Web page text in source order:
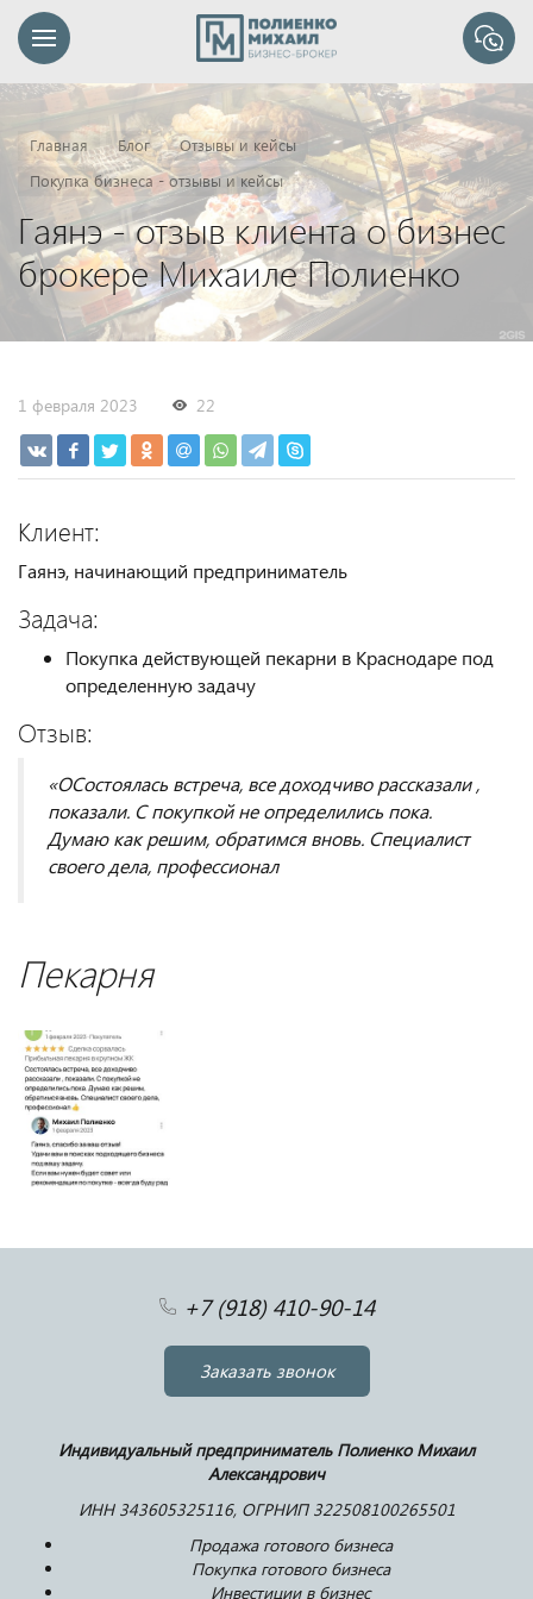
Главная Блог
Отзывы и кейсы
Покупка бизнеса - отзывы и кейсы
Гаянэ - отзыв клиента о бизнес
брокере Михаиле Полиенко
1 февраля 2023 22
Клиент:
Гаянэ, начинающий предприниматель
Задача:
Покупка действующей пекарни в Краснодаре под
определенную задачу
Отзыв:
«ОСостоялась встреча, все доходчиво рассказали ,
показали. С покупкой не определились пока.
Думаю как решим, обратимся вновь. Специалист
своего дела, профессионал
Пекарня
+7 (918) 410-90-14
Заказать звонок
Индивидуальный предприниматель Полиенко Михаил
Александрович
ИНН 343605325116, ОГРНИП 322508100265501
Продажа готового бизнеса
Покупка готового бизнеса
Инвестиции в бизнес